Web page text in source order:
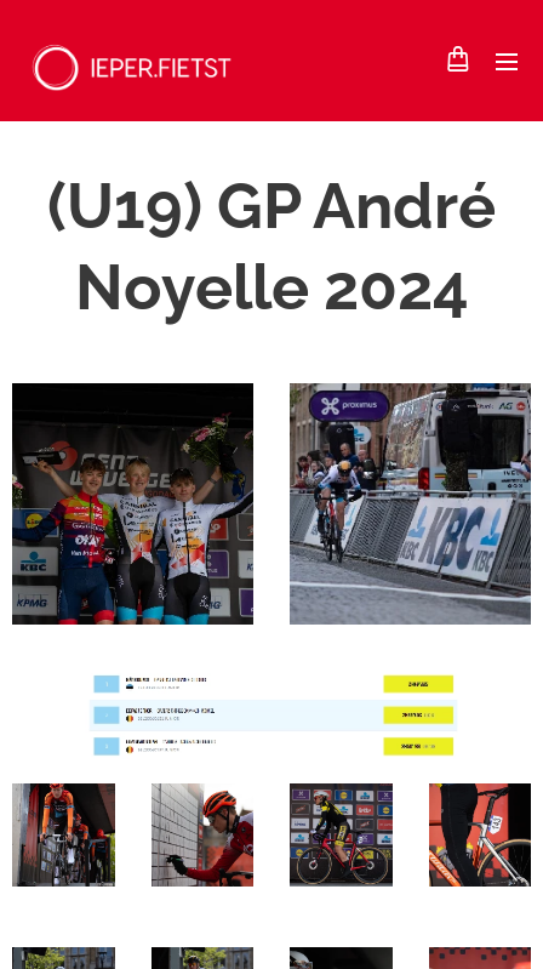
(U19) GP André
Noyelle 2024